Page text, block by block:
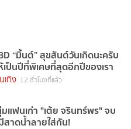
“มิ้นต์” สุขสันต์วันเกิดนะครับ
เป็นปีที่พิเศษที่สุดอีกปีของเรา
เทิง 12 ชั่วโมงที่แล้ว
แฟนเก่า "เต้ย จรินทร์พร" จบ
สาดน้ำลายใส่กัน!